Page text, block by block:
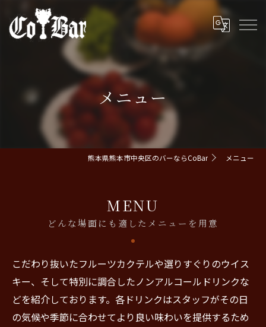
メニュー
熊本県熊本市中央区のバーならCoBar メニュー
どんな場面にも適したメニューを用意
MENU
こだわり抜いたフルーツカクテルや選りすぐりのウイス
キー、そして特別に調合したノンアルコールドリンクな
どを紹介しております。各ドリンクはスタッフがその日
の気候や季節に合わせてより良い味わいを提供するため